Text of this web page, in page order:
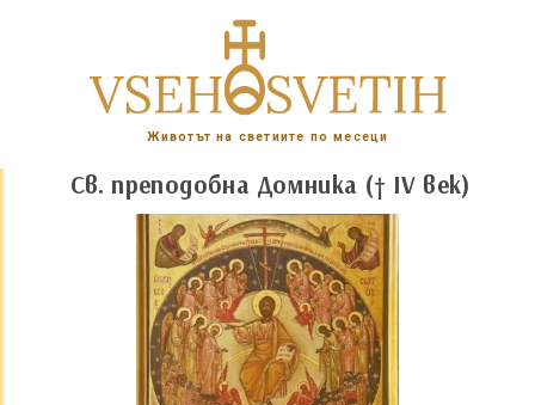
Животът на светиите по месеци
Св. преподобна Домника († IV век)